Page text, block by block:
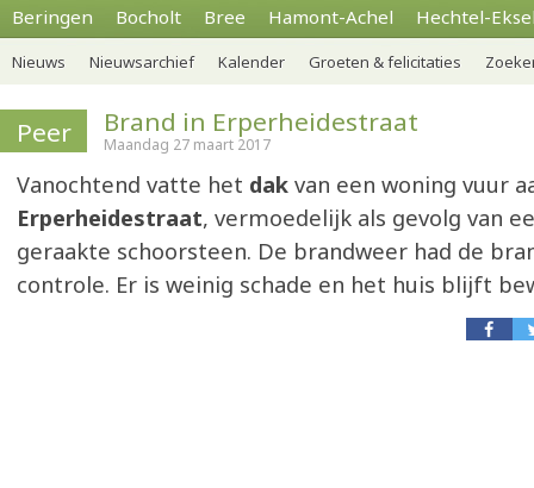
Beringen Bocholt Bree Hamont-Achel Hechtel-
Nieuws Nieuwsarchief Kalender Groeten & felicitaties
Peer Brand in Erperheidestraat
Maandag 27 maart 2017
Vanochtend vatte het dak van een woning vuur
Erperheidestraat, vermoedelijk als gevolg van
geraakte schoorsteen. De brandweer had de
controle. Er is weinig schade en het huis blijft